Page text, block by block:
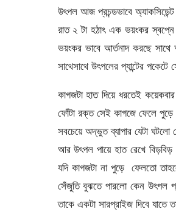
উৎপল আজ প্রচন্ডভাবে
রাত ২ টা হঠাৎ এক ভয়ংকর স্বপ্নে
ভয়ংকর ভাবে আর্তনাদ করছে সাথে
সাথেসাথে উৎপলের প্যান্টের
কাগজটা হাত দিয়ে ধরতেই
ফোঁটা রক্ত সেই কাগজে ফেলে পুড়ে
সবচেয়ে অদ্ভুত ব্যাপার যেটা
আর উৎপল পায়ে হাত রেখে
যদি কাগজটা না পুড়ে ফেলতো
সেঁজুতি বুঝতে পারলো কেন উৎপল
তাকে একটা সারপ্রাইজ দিবে যাতে